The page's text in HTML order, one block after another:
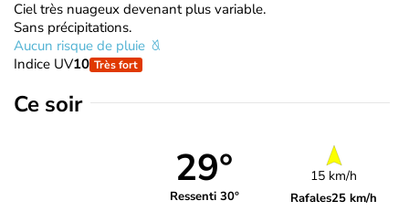
Ciel très nuageux devenant plus variable.
Sans précipitations.
Aucun risque de pluie
Indice UV10 Très fort
Ce soir
29°
Ressenti 30°
15 km/h
Rafales25 km/h